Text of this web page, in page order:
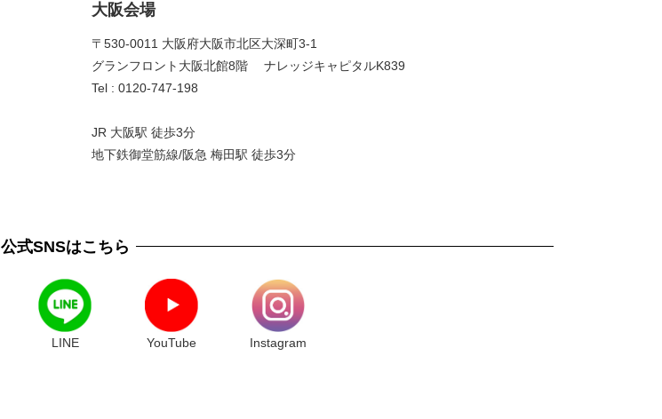
大阪会場
〒530-0011 大阪府大阪市北区大深町3-1
グランフロント大阪北館8階 ナレッジキャピタルK839
Tel : 0120-747-198
JR 大阪駅 徒歩3分
地下鉄御堂筋線/阪急 梅田駅 徒歩3分
公式SNSはこちら
LINE YouTube Instagram